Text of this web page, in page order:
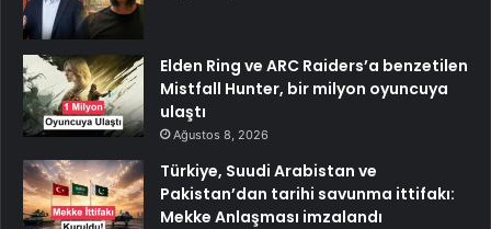
Elden Ring ve ARC Raiders’a benzetilen
Mistfall Hunter, bir milyon oyuncuya
ulaştı
Ağustos 8, 2026
Türkiye, Suudi Arabistan ve
Pakistan’dan tarihi savunma ittifakı:
Mekke Anlaşması imzalandı